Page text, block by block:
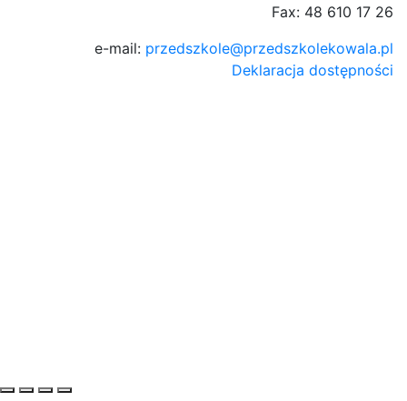
Fax: 48 610 17 26
e-mail: przedszkole@przedszkolekowala.pl
Deklaracja dostępności